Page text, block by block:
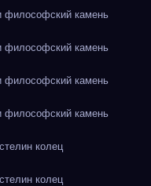
философский камень
философский камень
философский камень
философский камень
колец
колец